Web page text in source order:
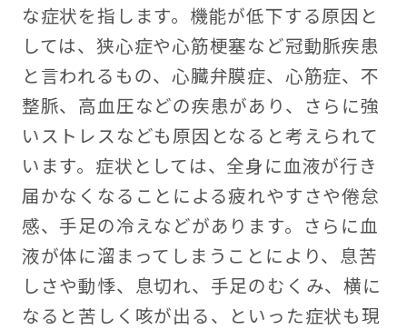
な症状を指します。機能が低下する原因と
しては、狭心症や心筋梗塞など冠動脈疾患
と言われるもの、心臓弁膜症、心筋症、不
整脈、高血圧などの疾患があり、さらに強
いストレスなども原因となると考えられて
います。症状としては、全身に血液が行き
届かなくなることによる疲れやすさや倦怠
感、手足の冷えなどがあります。さらに血
液が体に溜まってしまうことにより、息苦
しさや動悸、息切れ、手足のむくみ、横に
なると苦しく咳が出る、といった症状も現